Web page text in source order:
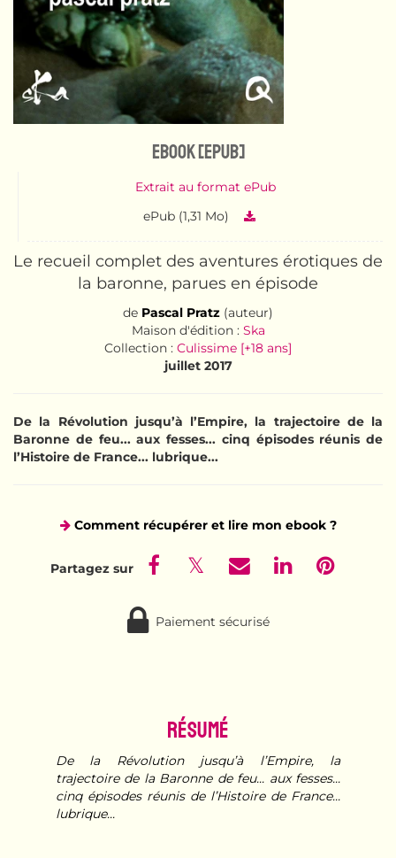
eBook [ePub]
Extrait au format ePub
ePub (1,31 Mo)
Le recueil complet des aventures érotiques de
la baronne, parues en épisode
de Pascal Pratz (auteur)
Maison d'édition : Ska
Collection : Culissime [+18 ans]
juillet 2017
De la Révolution jusqu’à l’Empire, la trajectoire de la
Baronne de feu... aux fesses... cinq épisodes réunis de
l’Histoire de France... lubrique...
Comment récupérer et lire mon ebook ?
Paiement sécurisé
Résumé
De la Révolution jusqu’à l’Empire, la
trajectoire de la Baronne de feu... aux fesses...
cinq épisodes réunis de l’Histoire de France...
lubrique...